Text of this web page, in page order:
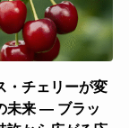
・チェリーが変
未来 ― ブラッ